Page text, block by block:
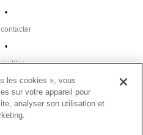
utiles
•
•
des cookies
les cookies », vous
sur votre appareil pour
analyser son utilisation et